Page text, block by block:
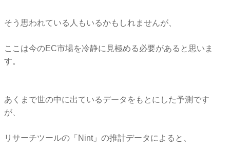
そう思われている人もいるかもしれませんが、
ここは今のEC市場を冷静に見極める必要があると思いま
す。
あくまで世の中に出ているデータをもとにした予測です
が、
リサーチツールの「Nint」の推計データによると、